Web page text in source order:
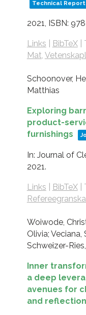
Technical Report
2021, ISBN:
Links BibTeX|
Mat,
Schoonover,
Matthias
Exploring
product-
furnishings
In: Journal of
2021.
Links BibTeX|
Woiwode,
Olivia; Veciana,
Schweizer-
Inner
a deep
avenues for
and reflection